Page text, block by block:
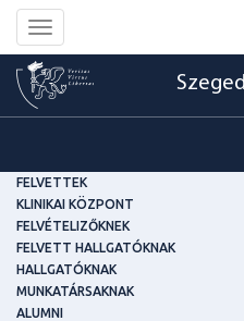
Toggle
navigation
FELVETTEK
KLINIKAI KÖZPONT
FELVÉTELIZŐKNEK
FELVETT HALLGATÓKNAK
HALLGATÓKNAK
MUNKATÁRSAKNAK
ALUMNI